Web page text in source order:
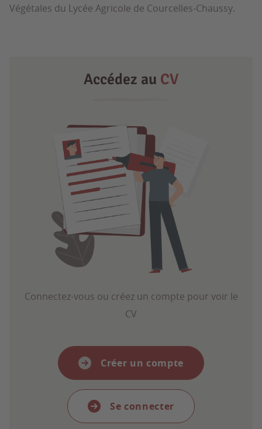
Végétales du Lycée Agricole de Courcelles-Chaussy.
Accédez au CV
Connectez-vous ou créez un compte pour voir le
CV
Créer un compte
Se connecter